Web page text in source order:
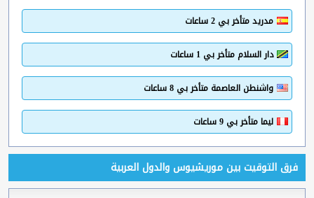
مدريد متأخر بي 2 ساعات
دار السلام متأخر بي 1 ساعات
واشنطن العاصمة متأخر بي 8 ساعات
ليما متأخر بي 9 ساعات
فرق التوقيت بين موريشيوس والدول العربية